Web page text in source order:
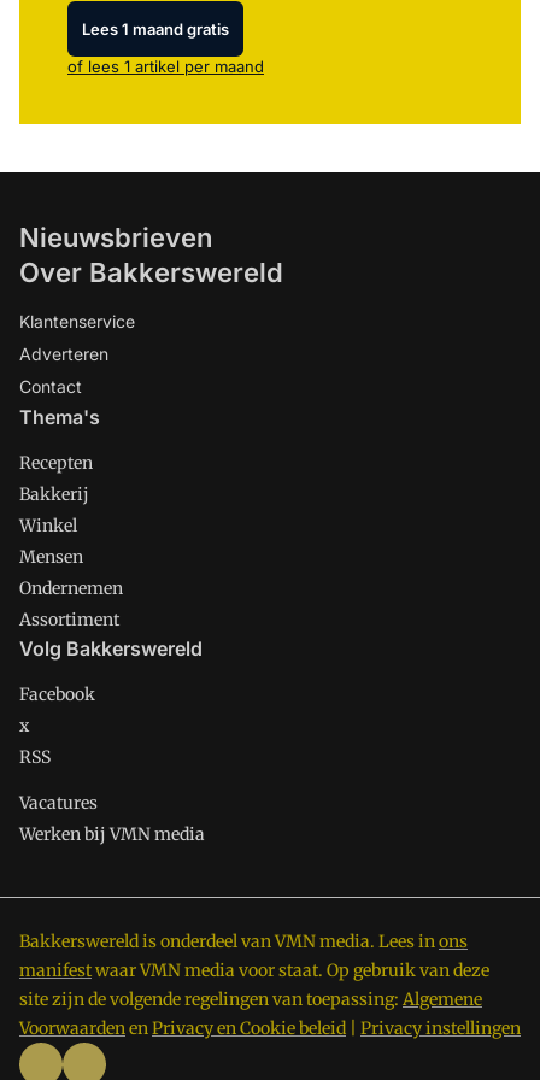
Lees 1 maand gratis
of lees 1 artikel per maand
Nieuwsbrieven
Over Bakkerswereld
Klantenservice
Adverteren
Contact
Thema's
Recepten
Bakkerij
Winkel
Mensen
Ondernemen
Assortiment
Volg Bakkerswereld
Facebook
x
RSS
Vacatures
Werken bij VMN media
Bakkerswereld is onderdeel van VMN media. Lees inons
manifestwaar VMN media voor staat. Op gebruik van deze
site zijn de volgende regelingen van toepassing: Algemene
VoorwaardenenPrivacy en Cookie beleid Privacy instellingen